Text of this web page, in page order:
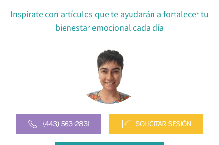
Inspírate con artículos que te ayudarán a fortalecer tu
bienestar emocional cada día
(443) 563-2831 SOLICITAR SESIÓN